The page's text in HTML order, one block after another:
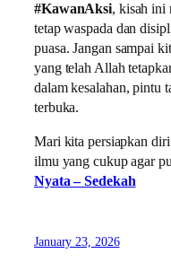
#KawanAksi, kisah ini
tetap waspada dan
puasa. Jangan sampai
yang telah Allah
dalam kesalahan, pintu
terbuka.
Mari kita persiapkan
ilmu yang cukup agar
Nyata – Sedekah
January 23, 2026